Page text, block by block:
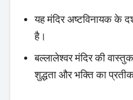
यह मंदिर अष्टविनायक के
है।
बल्लालेश्वर मंदिर की
शुद्धता और भक्ति का